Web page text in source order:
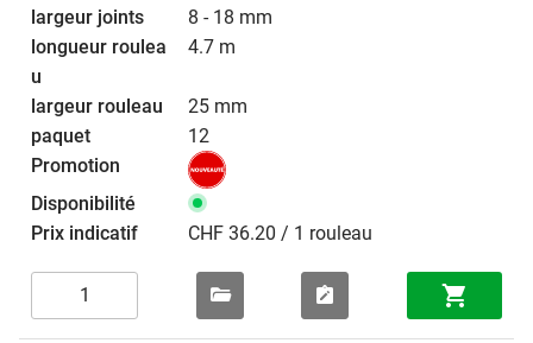
8 - 18 mm
4.7 m
25 mm
12
CHF 36.20 / 1 rouleau